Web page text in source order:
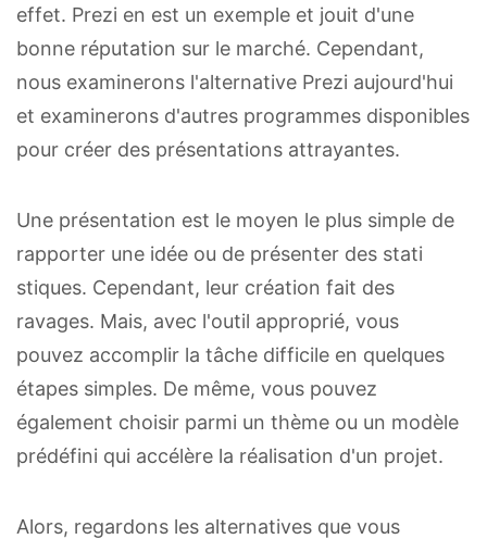
effet. Prezi en est un exemple et jouit d'une
bonne réputation sur le marché. Cependant,
nous examinerons l'alternative Prezi aujourd'hui
et examinerons d'autres programmes disponibles
pour créer des présentations attrayantes.
Une présentation est le moyen le plus simple de
rapporter une idée ou de présenter des stati
stiques. Cependant, leur création fait des
ravages. Mais, avec l'outil approprié, vous
pouvez accomplir la tâche difficile en quelques
étapes simples. De même, vous pouvez
également choisir parmi un thème ou un modèle
prédéfini qui accélère la réalisation d'un projet.
Alors, regardons les alternatives que vous